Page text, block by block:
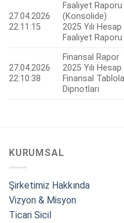
27.04.2026
22:11:15
Faaliyet Raporu
(Konsolide)
2025 Yılı
Faaliyet Raporu
27.04.2026
22:10:38
Finansal Rapor
2025 Yılı
Finansal
Dipnotları
KURUMSAL
Şirketimiz Hakkında
Vizyon & Misyon
Ticari Sicil